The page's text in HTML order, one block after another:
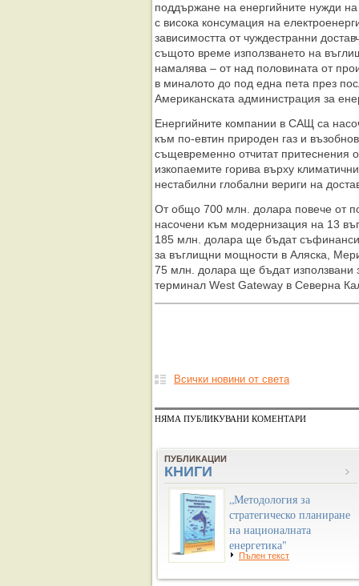
поддържане на енергийните нужди на
с висока консумация на
зависимостта от чуждестранни
същото време използването на
намалява – от над половината от
в миналото до под една пета през
Американската администрация за
Енергийните компании в САЩ са
към по-евтин природен газ и
същевременно отчитат притеснения
изкопаемите горива върху
нестабилни глобални вериги на
От общо 700 млн. долара повече от
насочени към модернизация на 13
185 млн. долара ще бъдат
за въглищни мощности в Аляска,
75 млн. долара ще бъдат използвани
терминал West Gateway в Северна
Всички новини от света
НЯМА ПУБЛИКУВАНИ КОМЕНТАРИ
ПУБЛИКАЦИИ
КНИГИ
„Методология за
стратегическо планиране
на националната
енергетика"
Пълен текст